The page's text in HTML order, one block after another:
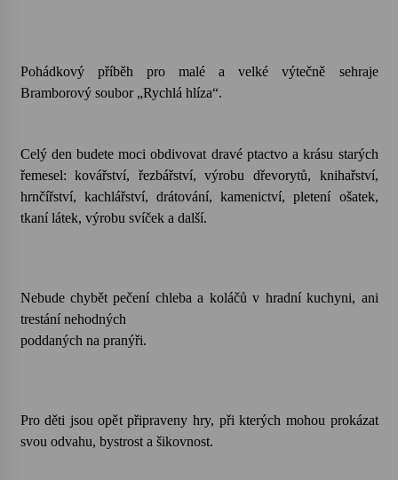
Letní koncerty ve Stromovce: Rufus Miller
Vysočinka
17. 7. 2026
Za kulturou kousek za Humpolec. V Želivě ožije
Varhanní recitál Michala Novenka v Klášteře
Želiv
Pohádkový příběh pro malé a velké výtečně sehraje
Bramborový soubor „Rychlá hlíza“.
Celý den budete moci obdivovat dravé ptactvo a krásu starých
řemesel: kovářství, řezbářství, výrobu dřevorytů, knihařství,
hrnčířství, kachlářství, drátování, kamenictví, pletení ošatek,
tkaní látek, výrobu svíček a další.
Nebude chybět pečení chleba a koláčů v hradní kuchyni, ani
trestání nehodných
poddaných na pranýři.
Pro děti jsou opět připraveny hry, při kterých mohou prokázat
svou odvahu, bystrost a šikovnost.